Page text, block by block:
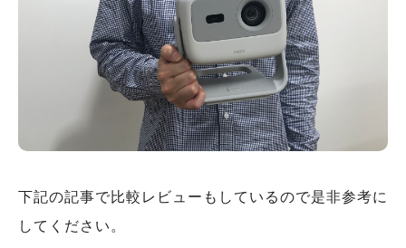
下記の記事で比較レビューもしているので是非参考に
してください。